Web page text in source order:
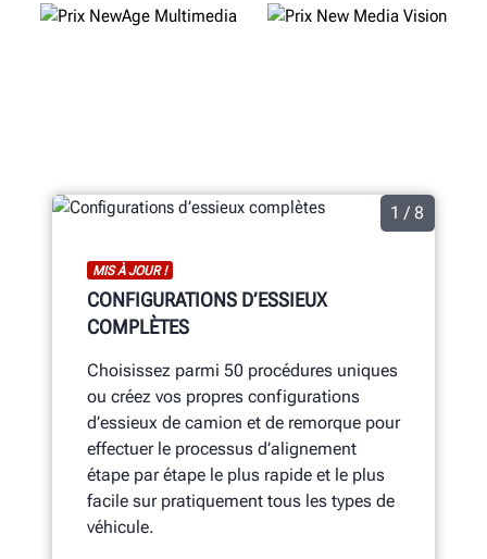
1 / 8
MIS À JOUR !
CONFIGURATIONS D’ESSIEUX
COMPLÈTES
Choisissez parmi 50 procédures uniques
ou créez vos propres configurations
d’essieux de camion et de remorque pour
effectuer le processus d’alignement
étape par étape le plus rapide et le plus
facile sur pratiquement tous les types de
véhicule.